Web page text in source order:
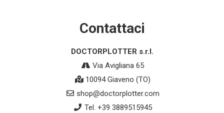
Contattaci
DOCTORPLOTTER s.r.l.
Via Avigliana 65
10094 Giaveno (TO)
shop@doctorplotter.com
Tel. +39 3889515945